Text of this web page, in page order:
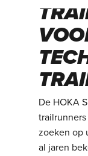
De HOKA
zoeken op
al jaren